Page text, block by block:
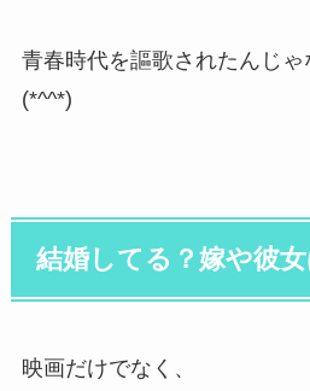
青春時代を謳歌されたんじ
(*^^*)
結婚してる？嫁や彼
映画だけでなく、